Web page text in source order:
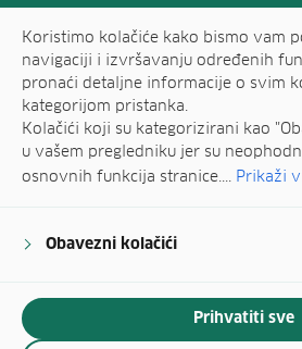
Koristimo kolačiće kako bismo vam
navigaciji i izvršavanju određenih
pronaći detaljne informacije o svim
kategorijom pristanka.
Kolačići koji su kategorizirani kao
u vašem pregledniku jer su
osnovnih funkcija stranice.... Prikaži
Obavezni kolačići
Prihvatiti sve